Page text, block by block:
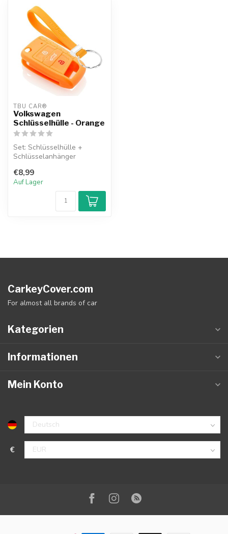
TBU CAR®
Volkswagen
Schlüsselhülle - Orange
Set: Schlüsselhülle +
Schlüsselanhänger
€8,99
Auf Lager
CarkeyCover.com
For almost all brands of car
Kategorien
Informationen
Mein Konto
€